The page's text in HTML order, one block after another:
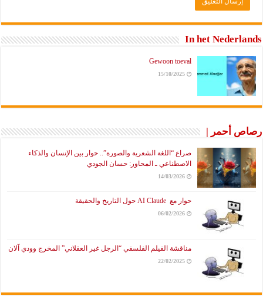
In het Nederlands
Gewoon toeval
15/10/2025
رصاص أحمر |
صراع “اللغة الشعرية والصورة”.. حوار بين الإنسان والذكاء
الاصطناعي ـ المحاور: حسان الجودي
14/03/2026
حوار مع AI Claude حول التاريخ والحقيقة
06/02/2026
مناقشة الفيلم الفلسفي “الرجل غير العقلاني” المخرج وودي آلان
22/02/2025